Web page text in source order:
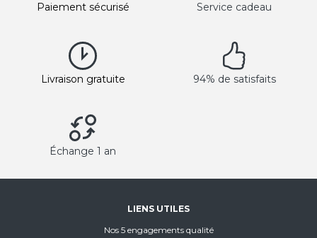
Paiement sécurisé Service cadeau
Livraison gratuite 94% de satisfaits
Échange 1 an
LIENS UTILES
Nos 5 engagements qualité